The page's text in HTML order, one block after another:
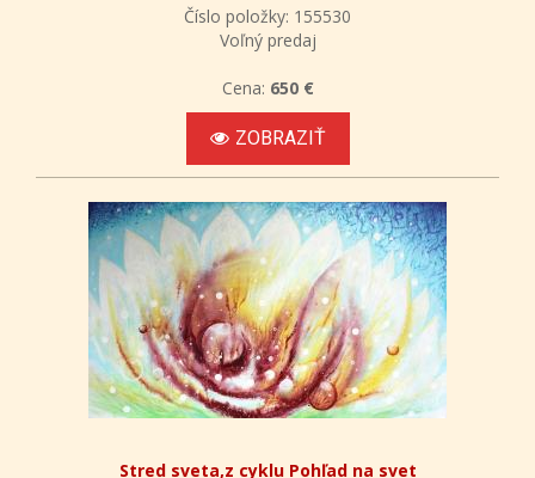
Číslo položky: 155530
Voľný predaj
Cena: 650 €
ZOBRAZIŤ
Stred sveta,z cyklu Pohľad na svet